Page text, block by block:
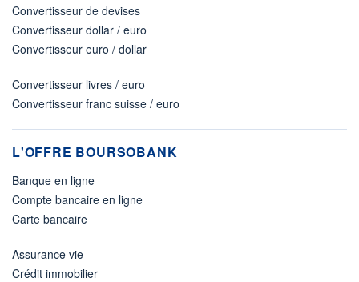
Convertisseur de devises
Convertisseur dollar / euro
Convertisseur euro / dollar
Convertisseur livres / euro
Convertisseur franc suisse / euro
L'OFFRE BOURSOBANK
Banque en ligne
Compte bancaire en ligne
Carte bancaire
Assurance vie
Crédit immobilier